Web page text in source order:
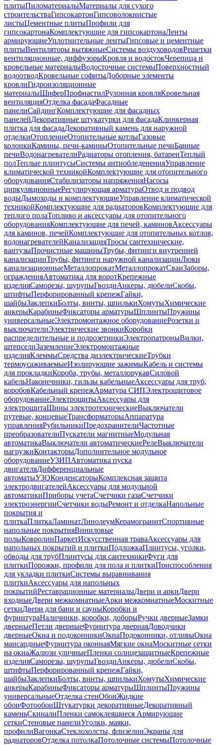
плитыПиломатериалыМатериалы для сухого
строительстваГипсокартонГипсоволокнистые
листыЦементные плитыПрофили для
гипсокартонаКомплектующие для гипсокартонаЛенты
армирующиеУплотнительные лентыГипсовые и цементные
плитыВентиляторы вытяжныеСистемы воздуховодовРешетки
вентиляционные, диффузорыКровля и водостокЧерепица и
кровельные материалыВодосточные системыПоверхностный
водоотводКровельные софитыДоборные элементы
кровлиГидроизоляционные
материалыШиферПрофнастилРулонная кровляКровельная
вентиляцияОтделка фасадаФасадные
панелиСайдингКомплектующие для фасадных
панелейДекоративные штукатурки для фасадаКлинкерная
плитка для фасадаДекоративный камень для наружной
отделкиОтоплениеОтопительные котлыГазовые
колонкиКамины, печи-каминыОтопительные печиБанные
печиВодонагревателиРадиаторы отопления, батареиТеплый
полТеплые плинтусыСистемы антиобледененияУправление
климатической техникойКомплектующие для отопительного
оборудованияСтабилизаторы напряженияНасосы
циркуляционныеРегулирующая арматураОтвод и подвод
водыДымоходы и комплектующиеУправление климатической
техникойКомплектующие для радиаторовКомплектующие для
теплого полаТопливо и аксессуары для отопительного
оборудованияКомплектующие для печей, каминовАксессуары
для каминов, печейКомплектующие для отопительных котлов,
водонагревателейКанализацияТросы сантехнические,
вантузыПрочистные машиныТрубы, фитинги внутренней
канализацииТрубы, фитинги наружной канализацииЛюки
канализационныеМеталлопрокатМеталлопрокатСваиЗаборы,
огражденияАвтоматика для воротКрепежные
изделияСаморезы, шурупыГвоздиАнкеры, дюбелиСкобы,
штифтыПерфорированный крепежГайки,
шайбыЗаклепкиБолты, винты, шпилькиХомутыХимические
анкерыКарабиныФиксаторы арматурыШплинтыПружины
универсальныеЭлектромонтажное оборудованиеРозетки и
выключателиЭлектрические звонкиКоробки
распределительные и подрозетникиЭлектропатроныВилки,
штепселиЗаземлениеЭлектромонтажные
изделияКлеммыСредства диэлектрическиеТрубки
термоусаживаемыеИзолирующие зажимыКабель и системы
для прокладкиКороба, трубы, металлорукавСиловой
кабельНаконечники, гильзы кабельныеАксессуары для труб,
коробовКабельный крепежАрматура СИПЭлектрощитовое
оборудованиеЭлектрощитыАксессуары для
электрощитаШины электротехническиеВыключатели
путевые, концевыеТрансформаторыАппаратура
управленияРубильникиПредохранителиЧастотные
преобразователиПускатели магнитныеМодульная
автоматикаВыключатели автоматическиеРелеВыключатели
нагрузкиКонтакторыДополнительное модульное
оборудованиеУЗИПАвтоматика пуска
двигателяДифференциальные
автоматыУЗОКонденсаторыКомплексная защита
электродвигателейАксессуары для модульной
автоматикиПриборы учетаСчетчики газаСчетчики
электроэнергииСчетчики водыРемонт и отделкаНапольные
покрытия и
плиткаПлиткаЛаминатЛинолеумКерамогранитСпортивные
напольные покрытияВиниловые
полыКовролинПаркетИскусственная траваАксессуары для
напольных покрытий и плиткиПодложкаПлинтусы, уголки,
обводы для трубПлинтусы для сантехникиФуги для
плиткиПорожки, профили для пола и плиткиПриспособления
для укладки плиткиСистемы выравнивания
плиткиАксессуары для напольных
покрытийРеставрационные материалыДвери и аркиДвери
входныеДвери межкомнатныеАрки межкомнатныеМоскитные
сеткиДвери для бани и сауныКоробки и
фурнитураНаличники, коробки, доборыРучки дверныеЗамки
дверныеПетли дверныеФурнитура двернаяДоводчики
дверныеОкна и подоконникиОкнаПодоконники, отливыОкна
мансардныеФурнитура оконнаяМягкие окнаМоскитные сетки
на окнаЖалюзи уличныеПленки солнцезащитныеКрепежные
изделияСаморезы, шурупыГвоздиАнкеры, дюбелиСкобы,
штифтыПерфорированный крепежГайки,
шайбыЗаклепкиБолты, винты, шпилькиХомутыХимические
анкерыКарабиныФиксаторы арматурыШплинтыПружины
универсальныеОтделка стенОбоиЖидкие
обоиФотообоиШтукатурки декоративныеДекоративный
каменьСкиналиПленки самоклеящиеся Армирующие
сеткиСтеновые панелиУголки, маяки,
профилиВагонкаСтеклохолсты, флизелинЭкраны для
радиаторовОтделка потолкаПотолочные системыПотолочные